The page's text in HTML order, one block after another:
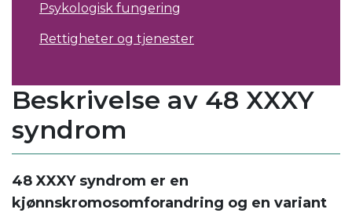
Psykologisk fungering
Rettigheter og tjenester
Beskrivelse av 48 XXXY
syndrom
48 XXXY syndrom er en
kjønnskromosomforandring og en variant